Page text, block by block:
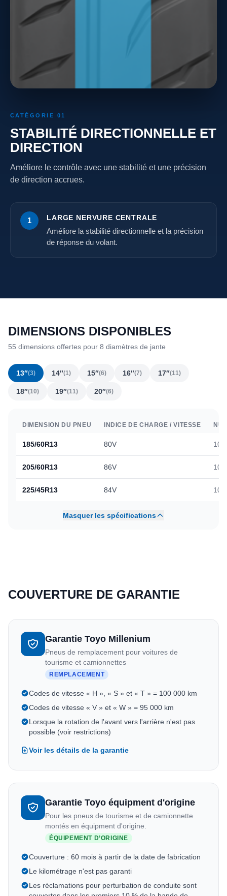
CATÉGORIE 01
STABILITÉ DIRECTIONNELLE ET
DIRECTION
Améliore le contrôle avec une stabilité et une précision
de direction accrues.
1 LARGE NERVURE CENTRALE
Améliore la stabilité directionnelle et la précision
de réponse du volant.
DIMENSIONS DISPONIBLES
55 dimensions offertes pour 8 diamètres de jante
13″(3) 14″(1) 15″(6) 16″(7) 17″(11)
18″(10) 19″(11) 20″(6)
DIMENSION DU PNEU INDICE DE CHARGE / VITESSE
185/60R13 80V
205/60R13 86V
225/45R13 84V
Masquer les spécifications
COUVERTURE DE GARANTIE
Garantie Toyo Millenium
Pneus de remplacement pour voitures de
tourisme et camionnettes
REMPLACEMENT
Codes de vitesse « H », « S » et « T » = 100 000 km
Codes de vitesse « V » et « W » = 95 000 km
Lorsque la rotation de l'avant vers l'arrière n'est pas
possible (voir restrictions)
Voir les détails de la garantie
Garantie Toyo équipment d'origine
Pour les pneus de tourisme et de camionnette
montés en équipment d'origine.
ÉQUIPEMENT D’ORIGINE
Couverture : 60 mois à partir de la date de fabrication
Le kilométrage n'est pas garanti
Les réclamations pour perturbation de conduite sont